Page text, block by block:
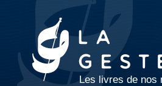
Les livres de nos